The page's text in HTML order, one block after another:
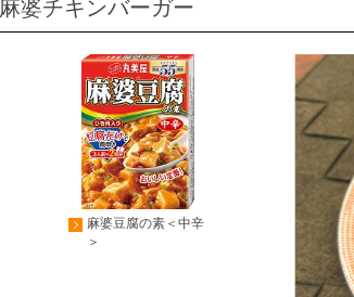
麻婆チキンバーガー
麻婆豆腐の素＜中辛
＞